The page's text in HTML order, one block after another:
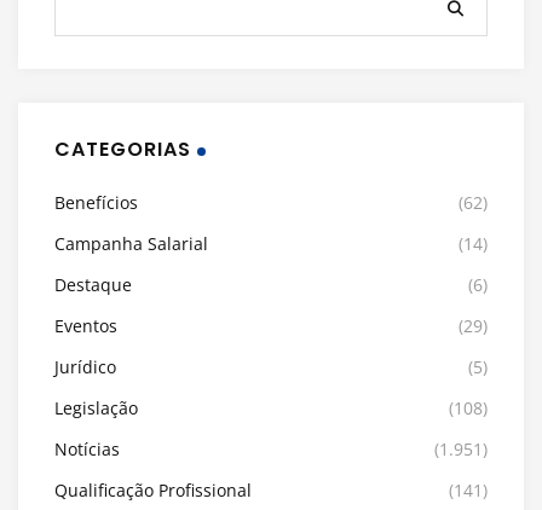
CATEGORIAS
Benefícios
(62)
Campanha Salarial
(14)
Destaque
(6)
Eventos
(29)
Jurídico
(5)
Legislação
(108)
Notícias
(1.951)
Qualificação Profissional
(141)